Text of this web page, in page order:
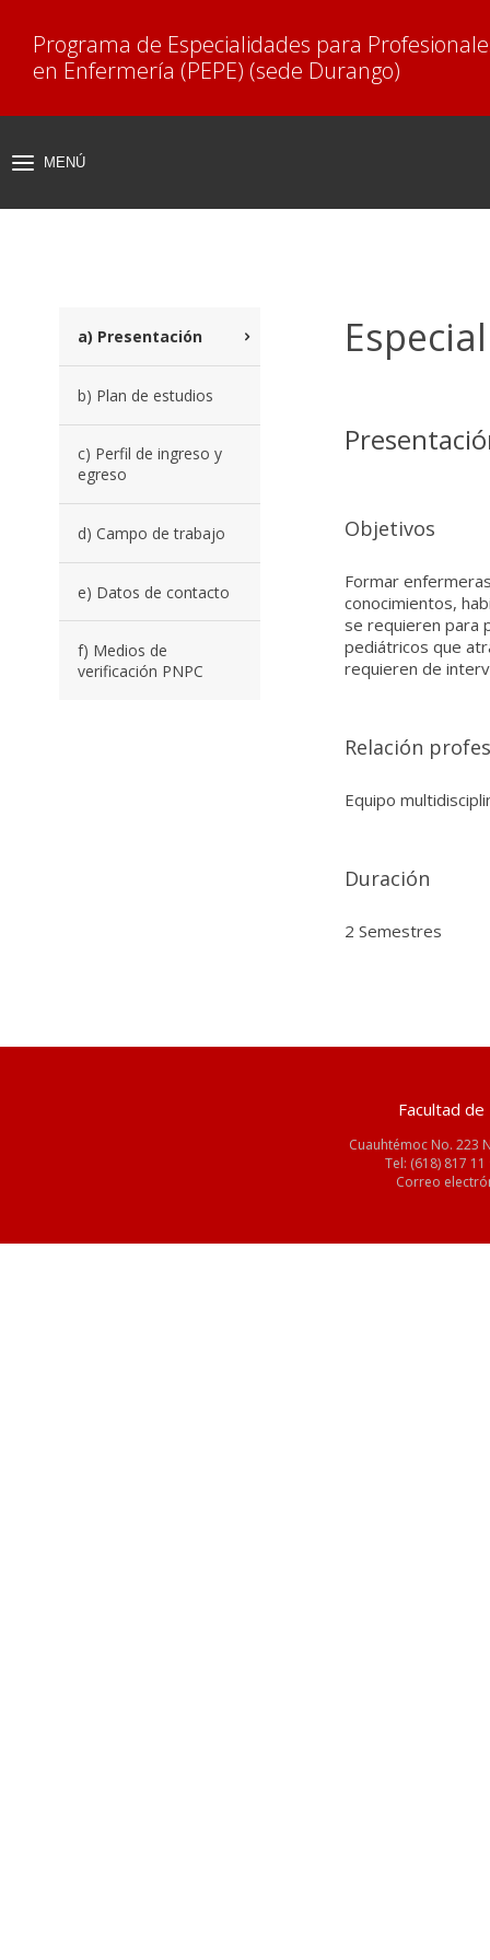
Programa de Especialidades para
en Enfermería (PEPE) (sede Durango)
MENÚ
a) Presentación
b) Plan de estudios
c) Perfil de ingreso y
egreso
d) Campo de trabajo
e) Datos de contacto
f) Medios de
verificación PNPC
Objetivos
Formar
conocimientos,
se requieren para
pediátricos que
requieren de
Relación
Equipo
Duración
2 Semestres
Facultad
Cuauhtémoc No. 223
Tel: (618) 817 11
Correo